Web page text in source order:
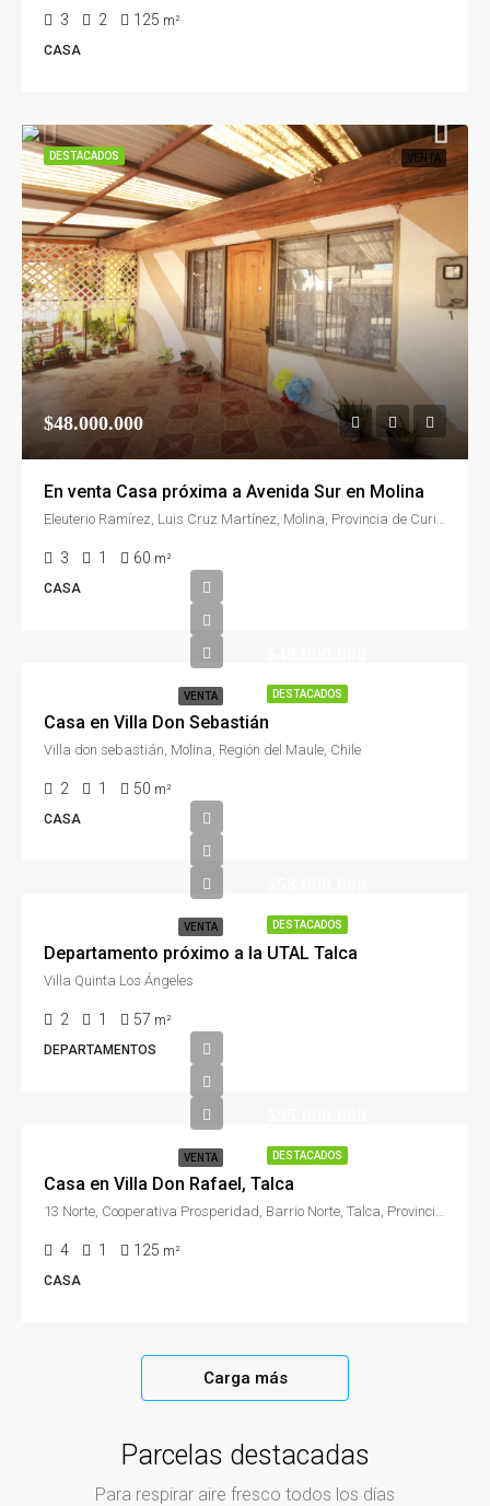
3 2 125 m²
CASA
DESTACADOS VENTA
$48.000.000
En venta Casa próxima a Avenida Sur en Molina
Eleuterio Ramírez, Luis Cruz Martínez, Molina, Provincia de Curicó, Región del Maule, Chile
3 1 60 m²
CASA
DESTACADOS
VENTA
Casa en Villa Don Sebastián
Villa don sebastián, Molina, Región del Maule, Chile
2 1 50 m²
CASA
DESTACADOS
VENTA
Departamento próximo a la UTAL Talca
Villa Quinta Los Ángeles
2 1 57 m²
DEPARTAMENTOS
DESTACADOS
VENTA
Casa en Villa Don Rafael, Talca
13 Norte, Cooperativa Prosperidad, Barrio Norte, Talca, Provincia de Talca, Región del Maule, 3461632, Chile
4 1 125 m²
CASA
Carga más
Parcelas destacadas
Para respirar aire fresco todos los días